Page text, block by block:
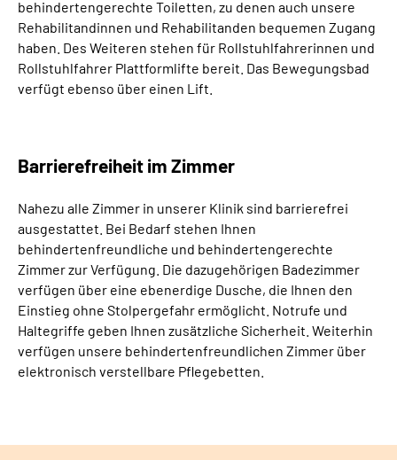
behindertengerechte Toiletten, zu denen auch unsere
Rehabilitandinnen und Rehabilitanden bequemen Zugang
haben. Des Weiteren stehen für Rollstuhlfahrerinnen und
Rollstuhlfahrer Plattformlifte bereit. Das Bewegungsbad
verfügt ebenso über einen Lift.
Barrierefreiheit im Zimmer
Nahezu alle Zimmer in unserer Klinik sind barrierefrei
ausgestattet. Bei Bedarf stehen Ihnen
behindertenfreundliche und behindertengerechte
Zimmer zur Verfügung. Die dazugehörigen Badezimmer
verfügen über eine ebenerdige Dusche, die Ihnen den
Einstieg ohne Stolpergefahr ermöglicht. Notrufe und
Haltegriffe geben Ihnen zusätzliche Sicherheit. Weiterhin
verfügen unsere behindertenfreundlichen Zimmer über
elektronisch verstellbare Pflegebetten.